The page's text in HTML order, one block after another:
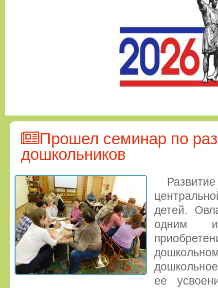
Прошел семинар по
дошкольников
детей.
одним
ее